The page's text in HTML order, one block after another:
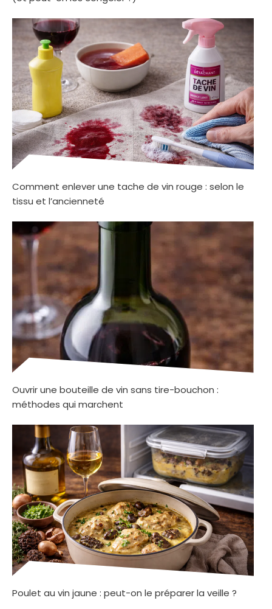
Comment enlever une tache de vin rouge : selon le
tissu et l’ancienneté
Ouvrir une bouteille de vin sans tire-bouchon :
méthodes qui marchent
Poulet au vin jaune : peut-on le préparer la veille ?